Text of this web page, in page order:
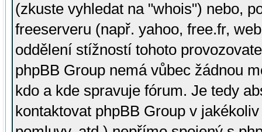
(zkuste vyhledat na "whois") nebo,
freeserveru (např. yahoo, free.fr,
oddělení stížností tohoto
phpBB Group nemá vůbec žádnou
kdo a kde spravuje fórum. Je tedy
kontaktovat phpBB Group v